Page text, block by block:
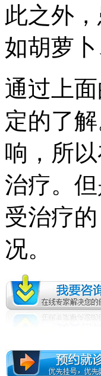
此之外
如胡萝
通过上
定的了
响，所
治疗。
受治疗
况。